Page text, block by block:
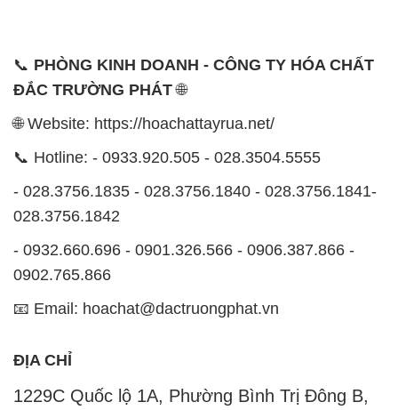
- 028.3756.1835 - 028.3756.1840 - 028.3756.1841-
0902.765.866
📧 Email: hoachat@dactruongphat.vn
ĐỊA CHỈ
1229C Quốc lộ 1A, Phường Bình Trị Đông B,
Quận Bình Tân, TP. Hồ Chí Minh
CÔNG TY XNK TM SX HÓA CHẤT ĐẮC TRƯỜNG